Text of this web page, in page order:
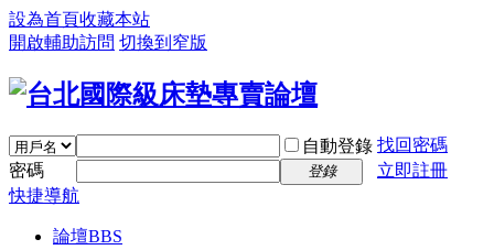
設為首頁收藏本站
開啟輔助訪問 切換到窄版
自動登錄 找回密碼
密碼
登錄
立即註冊
快捷導航
論壇BBS